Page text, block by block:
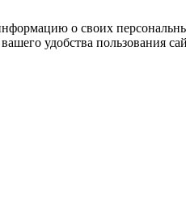
о своих
удобства пользования